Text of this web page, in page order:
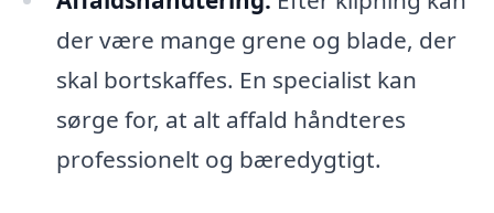
der være mange grene og blade, der
skal bortskaffes. En specialist kan
sørge for, at alt affald håndteres
professionelt og bæredygtigt.